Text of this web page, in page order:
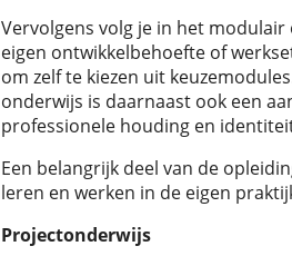
Vervolgens volg je in het
eigen ontwikkelbehoefte of
om zelf te kiezen uit
onderwijs is daarnaast ook een
professionele houding en
Een belangrijk deel van de
leren en werken in de eigen
Projectonderwijs